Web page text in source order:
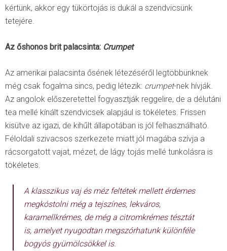
kértünk, akkor egy tükörtojás is dukál a szendvicsünk
tetejére.
Az őshonos brit palacsinta: Crumpet
Az amerikai palacsinta ősének létezéséről legtöbbünknek
még csak fogalma sincs, pedig létezik: crumpet-nek hívják.
Az angolok előszeretettel fogyasztják reggelire, de a délutáni
tea mellé kínált szendvicsek alapjául is tökéletes. Frissen
kisütve az igazi, de kihűlt állapotában is jól felhasználható.
Féloldali szivacsos szerkezete miatt jól magába szívja a
rácsorgatott vajat, mézet, de lágy tojás mellé tunkolásra is
tökéletes.
A klasszikus vaj és méz feltétek mellett érdemes
megkóstolni még a tejszínes, lekváros,
karamellkrémes, de még a citromkrémes tésztát
is, amelyet nyugodtan megszórhatunk különféle
bogyós gyümölcsökkel is.